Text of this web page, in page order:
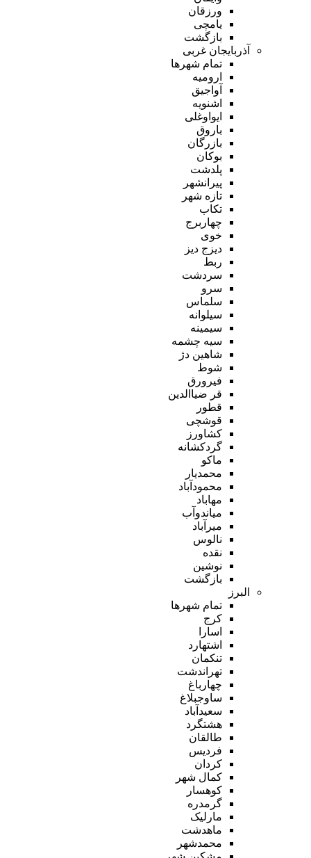
ورزقان
یامچی
بازگشت
آذربایجان غربی
تمام شهر‌ها
ارومیه
آواجیق
اشنویه
ایواوغلی
باروق
بازرگان
بوکان
پلدشت
پیرانشهر
تازه شهر
تکاب
چهاربرج
خوی
دیزج دیز
ربط
سردشت
سرو
سلماس
سیلوانه
سیمینه
سیه چشمه
شاهین دژ
شوط
فیرورق
قر ضیاالدین
قطور
قوشچی
کشاورز
گردکشانه
ماکو
محمدیار
محمودآباد
مهاباد
میاندوآب
میرآباد
نالوس
نقده
نوشین
بازگشت
البرز
تمام شهر‌ها
کرج
اسارا
اشتهارد
تنکمان
تهراندشت
چهارباغ
ساوجبلاغ
سعیدآباد
هشتگرد
طالقان
فردیس
کردان
کمال شهر
کوهسار
گرمدره
مارلیک
ماهدشت
محمدشهر